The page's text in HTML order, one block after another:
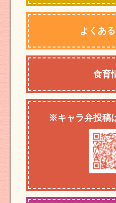
よくあ
食育
※キャラ弁投稿